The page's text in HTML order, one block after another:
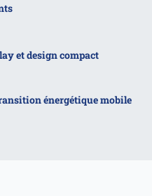
et design compact
énergétique mobile